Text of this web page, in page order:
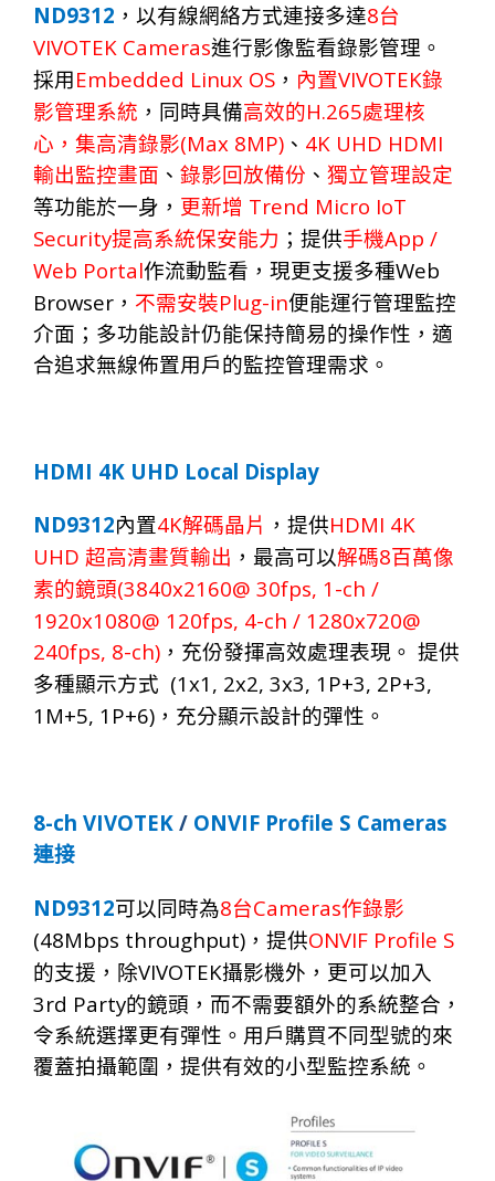
ND9312 ，以有線網絡方式連接多達8台
VIVOTEK Cameras進行影像監看錄影管理。
採用 Embedded Linux OS ， 內置VIVOTEK錄
影管理系統 ，同時具備高效的H.265處理核
心， 集高清錄影(Max 8MP) 、 4K UHD HDMI
輸出監控畫面 、 錄影回放備份 、 獨立管理設定
等功能於一身 ， 更新增 Trend Micro IoT
Security提高系統保安能力 ；提供手機App /
Web Portal作流動監看 ， 現更支援多種Web
Browser ， 不需安裝Plug-in便能運行管理監控
介面； 多功能設計仍能保持簡易的操作性，適
合追求無線佈置用戶的監控管理需求。
HDMI 4K UHD Local Display
ND9312內置4K解碼晶片 ，提供HDMI 4K
UHD 超高清畫質輸出 ，最高可以解碼8百萬像
素的鏡頭(3840x2160@ 30fps, 1-ch /
1920x1080@ 120fps, 4-ch / 1280x720@
240fps, 8-ch) ，充份發揮高效處理表現。 提供
多種顯示方式 (1x1, 2x2, 3x3, 1P+3, 2P+3,
1M+5, 1P+6) ，充分顯示設計的彈性。
8-ch VIVOTEK / ONVIF Profile S Cameras
連接
ND9312可以同時為8台Cameras作錄影
(48Mbps throughput) ， 提供ONVIF Profile S
的支援， 除VIVOTEK攝影機外 ， 更可以加入
3rd Party的鏡頭， 而不需要額外的系統整合，
令系統選擇更有彈性。用戶購買不同型號的來
覆蓋拍攝範圍，提供有效的小型監控系統。